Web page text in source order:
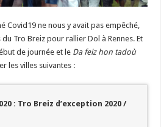
Covid19 ne nous y avait pas empêché,
Tro Breiz pour rallier Dol à Rennes. Et
de journée et le Da feiz hon tadoù
les villes suivantes :
: Tro Breiz d’exception 2020 /